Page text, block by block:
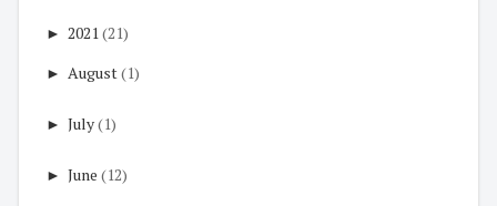
► 2021(21)
► August(1)
► July(1)
► June (12)